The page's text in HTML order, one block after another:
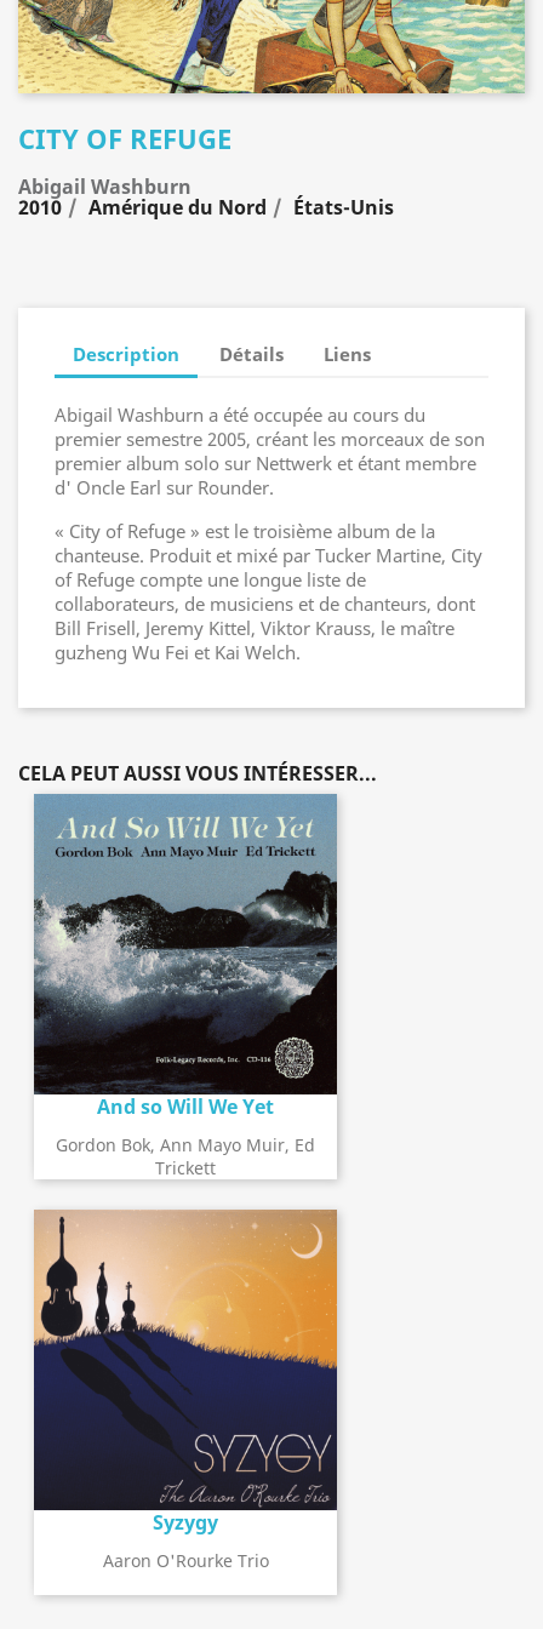
CITY OF REFUGE
Abigail Washburn
2010 Amérique du Nord États-Unis
Description Détails Liens
Abigail Washburn a été occupée au cours du
premier semestre 2005, créant les morceaux de son
premier album solo sur Nettwerk et étant membre
d' Oncle Earl sur Rounder.
« City of Refuge » est le troisième album de la
chanteuse. Produit et mixé par Tucker Martine, City
of Refuge compte une longue liste de
collaborateurs, de musiciens et de chanteurs, dont
Bill Frisell, Jeremy Kittel, Viktor Krauss, le maître
guzheng Wu Fei et Kai Welch.
CELA PEUT AUSSI VOUS INTÉRESSER...
And so Will We Yet
Gordon Bok, Ann Mayo Muir, Ed
Trickett
Syzygy
Aaron O'Rourke Trio